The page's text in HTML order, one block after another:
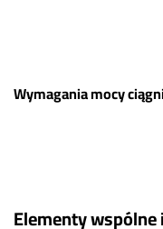
Wymagania mocy
Elementy